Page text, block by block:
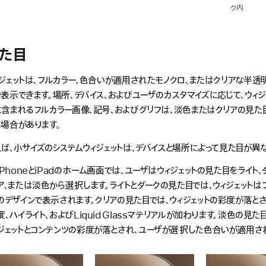
ク内
目
ェットは、フルカラー、色合いが適用されたモノクロ、またはクリアな半透
示できます。場所、デバイス、およびユーザのカスタマイズに応じて、ウィジ
まれるフルカラー画像、記号、およびグリフは、淡色またはクリアの見
合があります。
、小サイズのシステムウィジェットは、デバイスと場所によって見た目が異
とiPadのホーム画面では、ユーザはウィジェットの見た目をライト、
、または淡色から選択します。ライトとダークの見た目では、ウィジェットは
デザインで表示されます。クリアの見た目では、ウィジェットの彩度が落と
、ハイライト、およびLiquid Glassマテリアルが加わります。淡色の見た目
ェットとコンテンツの彩度が落とされ、ユーザが選択した色合いが適用さ